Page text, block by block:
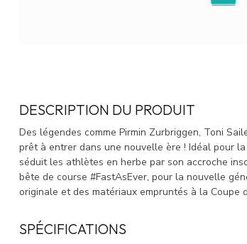
DESCRIPTION DU PRODUIT
Des légendes comme Pirmin Zurbriggen, Toni
prêt à entrer dans une nouvelle ère ! Idéal pour
séduit les athlètes en herbe par son accroche
bête de course #FastAsEver, pour la nouvelle
originale et des matériaux empruntés à la Coupe
SPÉCIFICATIONS